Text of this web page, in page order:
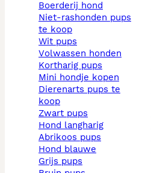
boerderij hond
niet-rashonden pups
te koop
wit pups
volwassen honden
kortharig pups
mini hondje kopen
dierenarts pups te
koop
zwart pups
hond langharig
abrikoos pups
hond blauwe
grijs pups